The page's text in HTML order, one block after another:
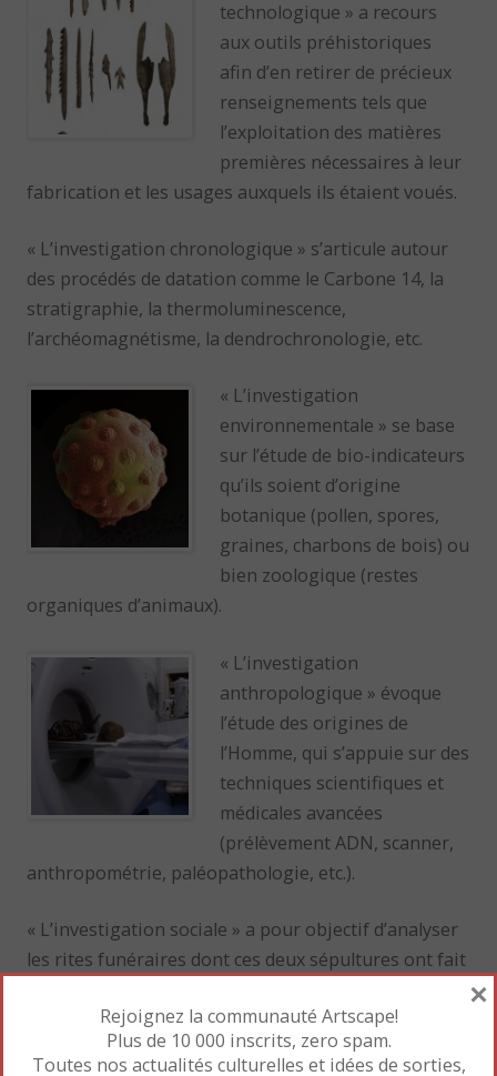
technologique » a recours
aux outils préhistoriques
afin d’en retirer de précieux
renseignements tels que
l’exploitation des matières
premières nécessaires à leur
fabrication et les usages auxquels ils étaient voués.
« L’investigation chronologique » s’articule autour
des procédés de datation comme le Carbone 14, la
stratigraphie, la thermoluminescence,
l’archéomagnétisme, la dendrochronologie, etc.
« L’investigation
environnementale » se base
sur l’étude de bio-indicateurs
qu’ils soient d’origine
botanique (pollen, spores,
graines, charbons de bois) ou
bien zoologique (restes
organiques d’animaux).
« L’investigation
anthropologique » évoque
l’étude des origines de
l’Homme, qui s’appuie sur des
techniques scientifiques et
médicales avancées
(prélèvement ADN, scanner,
anthropométrie, paléopathologie, etc.).
« L’investigation sociale » a pour objectif d’analyser
les rites funéraires dont ces deux sépultures ont fait
population de cette époque et comment s’organisait
leur société.
Rejoignez la communauté Artscape!
Plus de 10 000 inscrits, zero spam.
Toutes nos actualités culturelles et idées de sorties,
×